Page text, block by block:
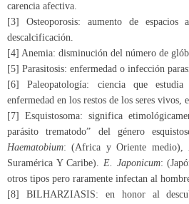
carencia afectiva.
[3]
Osteoporosis: aumento de espacios
descalcificación.
[4] Anemia: disminución del número de
[5] Parasitosis: enfermedad o infección
[6]
Paleopatología: ciencia que
enfermedad en los restos de los seres vivos,
[7]
Esquistosoma: significa
parásito trematodo” del género
Haematobium: (Africa y Oriente medio),
Suramérica Y Caribe). E. Japonicum:
otros tipos pero raramente infectan al
[8]
BILHARZIASIS: en honor al